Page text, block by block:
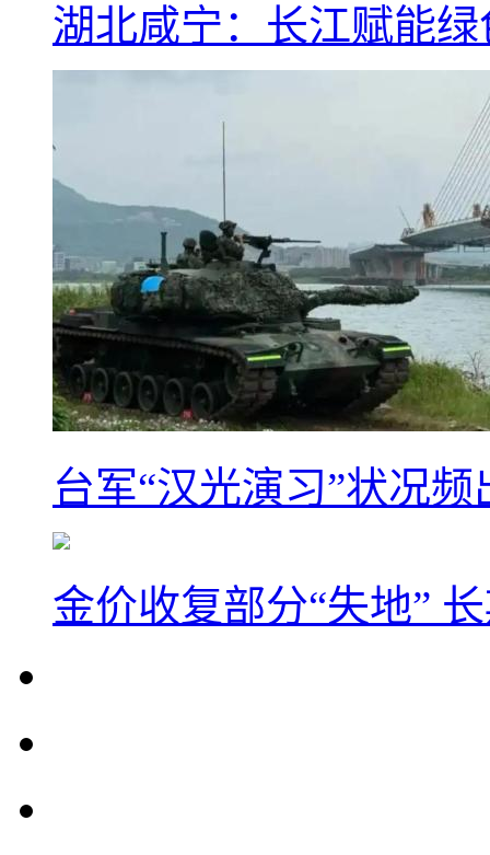
湖北咸宁：长江赋能
台军“汉光演习”状况
金价收复部分“失地”